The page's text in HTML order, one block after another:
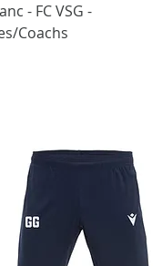
- FC VSG -
Coachs